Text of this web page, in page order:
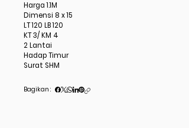
Harga 1.1M
Dimensi 8 x 15
LT 120 LB 120
KT 3/ KM 4
2 Lantai
Hadap Timur
Surat SHM
Bagikan :